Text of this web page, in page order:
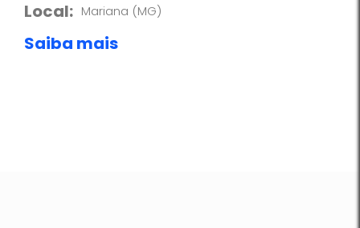
Local: Mariana (MG)
Saiba mais